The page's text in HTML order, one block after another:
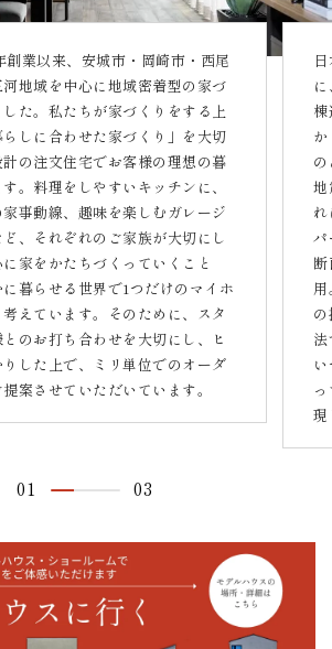
創業以来、安城市・岡崎市・西尾
地域を中心に地域密着型の家づ
た。私たちが家づくりをする上
しに合わせた家づくり」を大切
の注文住宅でお客様の理想の暮
。料理をしやすいキッチンに、
事動線、趣味を楽しむガレージ
、それぞれのご家族が大切にし
家をかたちづくっていくこと
暮らせる世界で1つだけのマイホ
えています。そのために、スタ
のお打ち合わせを大切にし、ヒ
した上で、ミリ単位でのオーダ
案させていただいています。
地
現
01 03